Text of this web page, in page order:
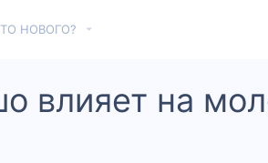
НОВОГО?
влияет на